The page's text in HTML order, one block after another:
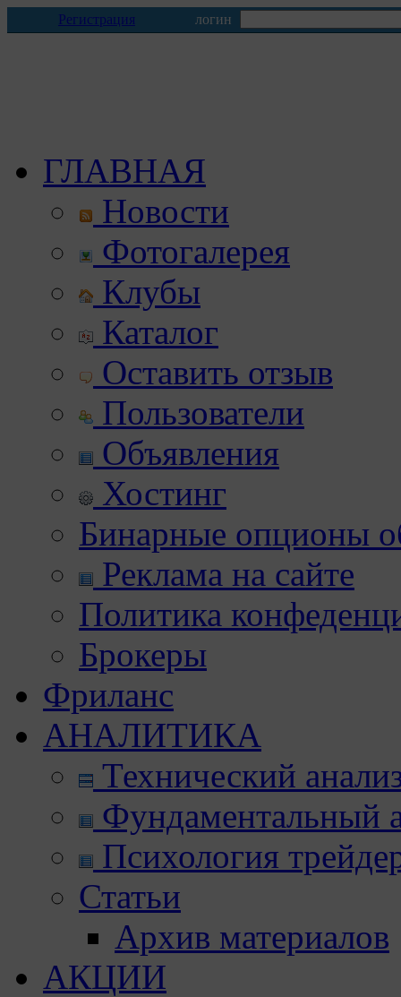
Регистрация логин
ГЛАВНАЯ
Новости
Фотогалерея
Клубы
Каталог
Оставить отзыв
Пользователи
Объявления
Хостинг
Бинарные опционы
Реклама на сайте
Политика
Брокеры
Фриланс
АНАЛИТИКА
Технический
Фундаментальный
Психология
Статьи
Архив материалов
АКЦИИ